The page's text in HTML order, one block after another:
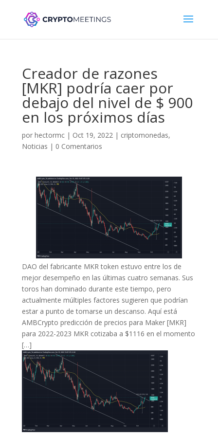
Creador de razones
[MKR] podría caer por
debajo del nivel de $ 900
en los próximos días
por hectormc| Oct 19, 2022| criptomonedas,
Noticias | 0 Comentarios
DAO del fabricante MKR token estuvo entre los de
mejor desempeño en las últimas cuatro semanas. Sus
toros han dominado durante este tiempo, pero
actualmente múltiples factores sugieren que podrían
estar a punto de tomarse un descanso. Aquí está
AMBCrypto predicción de precios para Maker [MKR]
para 2022-2023 MKR cotizaba a $1116 en el momento
[…]